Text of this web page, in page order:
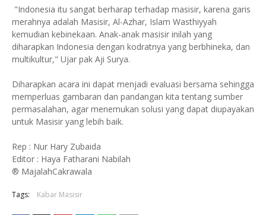
"Indonesia itu sangat berharap terhadap masisir, karena garis
merahnya adalah Masisir, Al-Azhar, Islam Wasthiyyah
kemudian kebinekaan. Anak-anak masisir inilah yang
diharapkan Indonesia dengan kodratnya yang berbhineka, dan
multikultur," Ujar pak Aji Surya.
Diharapkan acara ini dapat menjadi evaluasi bersama sehingga
memperluas gambaran dan pandangan kita tentang sumber
permasalahan, agar menemukan solusi yang dapat diupayakan
untuk Masisir yang lebih baik.
Rep : Nur Hary Zubaida
Editor : Haya Fatharani Nabilah
® MajalahCakrawala
Tags: Kabar Masisir